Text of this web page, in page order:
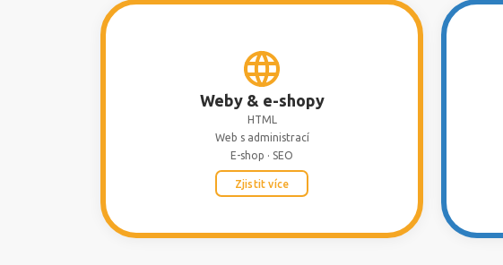
Weby & e-shopy
HTML
Web s administrací
E-shop · SEO
Zjistit více